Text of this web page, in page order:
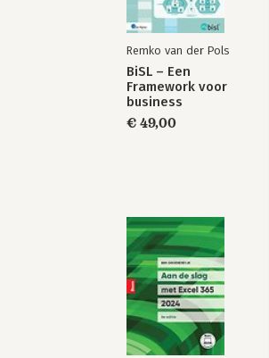
Remko van der Pols
BiSL – Een
Framework voor
business
€ 49,00